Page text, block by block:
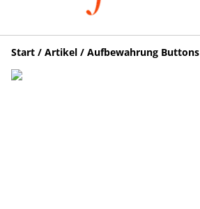
Start / Artikel / Aufbewahrung Buttons